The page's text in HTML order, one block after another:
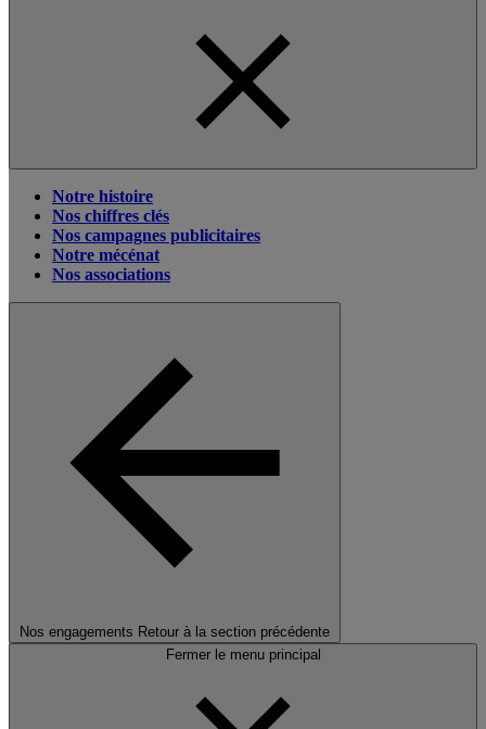
Notre histoire
Nos chiffres clés
Nos campagnes publicitaires
Notre mécénat
Nos associations
Nos engagements Retour à la section précédente
Fermer le menu principal